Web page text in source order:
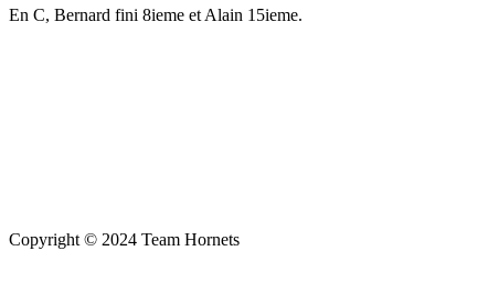
En C, Bernard fini 8ieme et Alain 15ieme.
Copyright © 2024 Team Hornets